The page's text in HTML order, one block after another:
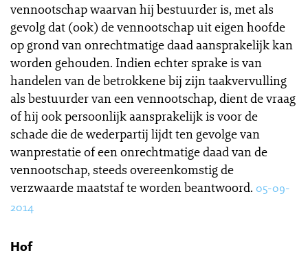
vennootschap waarvan hij bestuurder is, met als
gevolg dat (ook) de vennootschap uit eigen hoofde
op grond van onrechtmatige daad aansprakelijk kan
worden gehouden. Indien echter sprake is van
handelen van de betrokkene bij zijn taakvervulling
als bestuurder van een vennootschap, dient de vraag
of hij ook persoonlijk aansprakelijk is voor de
schade die de wederpartij lijdt ten gevolge van
wanprestatie of een onrechtmatige daad van de
vennootschap, steeds overeenkomstig de
verzwaarde maatstaf te worden beantwoord. 05-09-
2014
Hof